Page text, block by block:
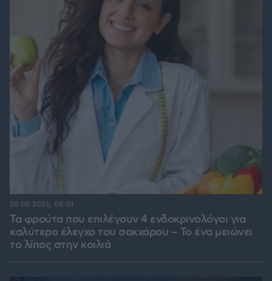
Τα φρούτα που επιλέγουν 4 ενδοκρινολόγοι για
καλύτερο έλεγχο του σακχάρου – Το ένα μειώνει
το λίπος στην κοιλιά
06.08.2026, 08:01